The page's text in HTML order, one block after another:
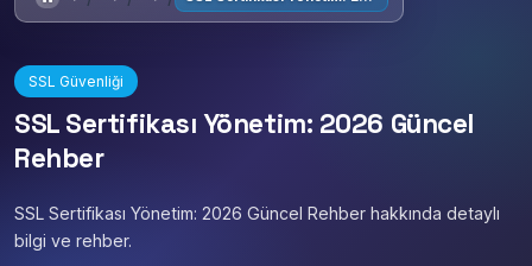
SSL Güvenliği
SSL Sertifikası Yönetim: 2026 Güncel
Rehber
SSL Sertifikası Yönetim: 2026 Güncel Rehber hakkında detaylı
bilgi ve rehber.